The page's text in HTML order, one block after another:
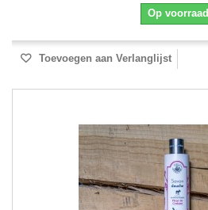
Op voorraad
Toevoegen aan Verlanglijst